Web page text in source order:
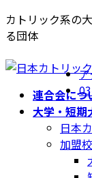
コ
ン
ン
ナ
ビ
ー
カトリック系の
る団体
連合会につ
大学・短期
日本
加盟